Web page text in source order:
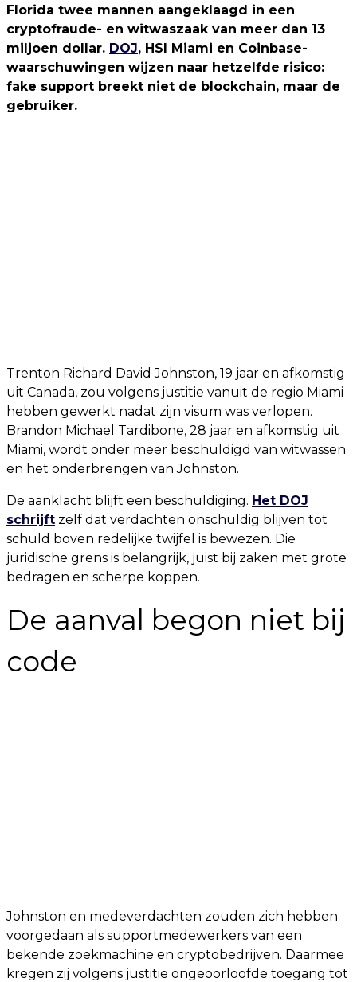
Florida twee mannen aangeklaagd in een
cryptofraude- en witwaszaak van meer dan 13
miljoen dollar. DOJ, HSI Miami en Coinbase-
waarschuwingen wijzen naar hetzelfde risico:
fake support breekt niet de blockchain, maar de
gebruiker.
Trenton Richard David Johnston, 19 jaar en afkomstig
uit Canada, zou volgens justitie vanuit de regio Miami
hebben gewerkt nadat zijn visum was verlopen.
Brandon Michael Tardibone, 28 jaar en afkomstig uit
Miami, wordt onder meer beschuldigd van witwassen
en het onderbrengen van Johnston.
De aanklacht blijft een beschuldiging. Het DOJ
schrijft zelf dat verdachten onschuldig blijven tot
schuld boven redelijke twijfel is bewezen. Die
juridische grens is belangrijk, juist bij zaken met grote
bedragen en scherpe koppen.
De aanval begon niet bij
code
Johnston en medeverdachten zouden zich hebben
voorgedaan als supportmedewerkers van een
bekende zoekmachine en cryptobedrijven. Daarmee
kregen zij volgens justitie ongeoorloofde toegang tot